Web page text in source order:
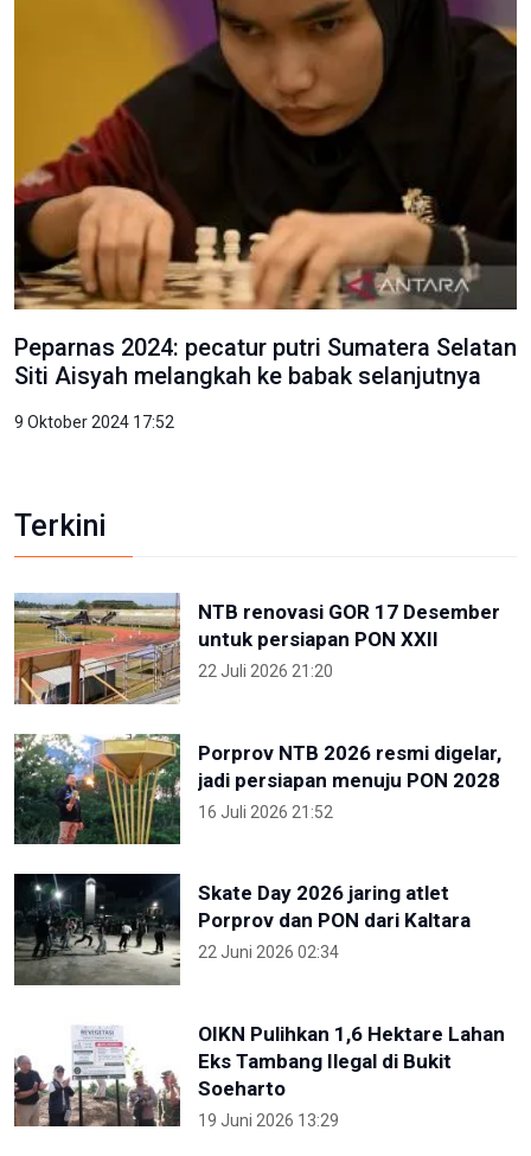
Peparnas 2024: pecatur putri Sumatera Selatan
Siti Aisyah melangkah ke babak selanjutnya
9 Oktober 2024 17:52
Terkini
NTB renovasi GOR 17 Desember
untuk persiapan PON XXII
22 Juli 2026 21:20
Porprov NTB 2026 resmi digelar,
jadi persiapan menuju PON 2028
16 Juli 2026 21:52
Skate Day 2026 jaring atlet
Porprov dan PON dari Kaltara
22 Juni 2026 02:34
OIKN Pulihkan 1,6 Hektare Lahan
Eks Tambang Ilegal di Bukit
Soeharto
19 Juni 2026 13:29